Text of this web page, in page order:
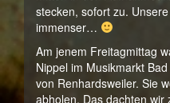
stecken, sofort zu.
immenser…
Am jenem Freitagmittag
Nippel im Musikmarkt
von Renhardsweiler. Sie
abholen. Das dachten wir